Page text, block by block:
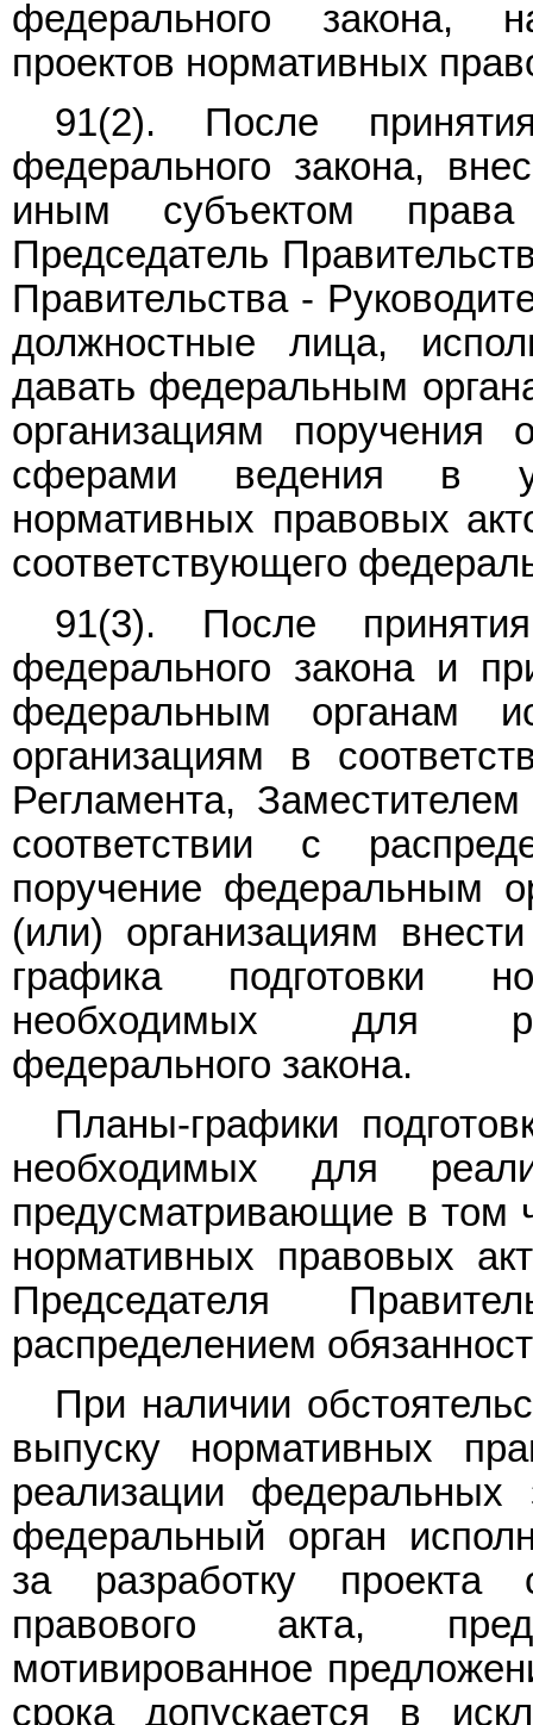
федерального закона,
проектов нормативных
91(2). После
федерального закона,
иным субъектом права
Председатель
Правительства -
должностные лица,
давать федеральным
организациям поручения
сферами ведения в
нормативных правовых
соответствующего
91(3). После
федерального закона и
федеральным органам
организациям в
Регламента,
соответствии с
поручение федеральным
(или) организациям
графика подготовки
необходимых для
федерального закона.
Планы-графики
необходимых для
предусматривающие в том
нормативных правовых
Председателя
распределением
При наличии
выпуску нормативных
реализации федеральных
федеральный орган
за разработку проекта
правового акта,
мотивированное
срока допускается в